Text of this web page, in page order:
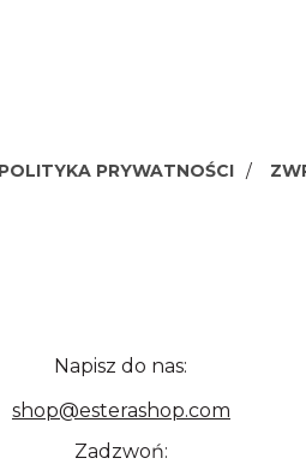
POLITYKA PRYWATNOŚCI
Napisz do nas:
shop@esterashop.com
Zadzwoń: